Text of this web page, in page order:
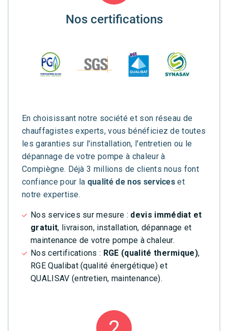
Nos certifications
En choisissant notre société et son réseau de
chauffagistes experts, vous bénéficiez de toutes
les garanties sur l'installation, l'entretien ou le
dépannage de votre pompe à chaleur à
Compiègne. Déjà 3 millions de clients nous font
confiance pour la qualité de nos services et
notre expertise.
Nos services sur mesure : devis immédiat et
gratuit, livraison, installation, dépannage et
maintenance de votre pompe à chaleur.
Nos certifications : RGE (qualité thermique),
RGE Qualibat (qualité énergétique) et
QUALISAV (entretien, maintenance).